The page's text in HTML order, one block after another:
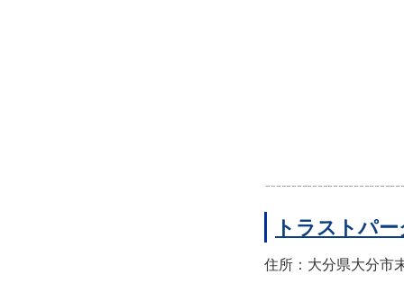
トラストパ
住所：大分県大分市